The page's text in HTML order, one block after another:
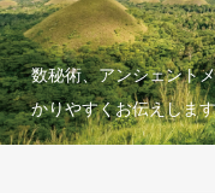
数秘術、アンシェント
かりやすくお伝えしま